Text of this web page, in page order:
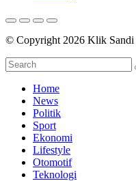
© Copyright 2026 Klik Sandi
Home
News
Politik
Sport
Ekonomi
Lifestyle
Otomotif
Teknologi